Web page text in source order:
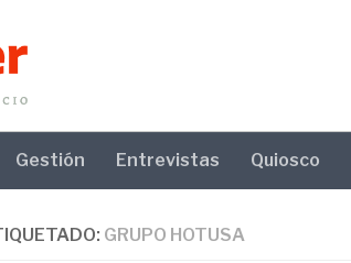
Gestión Entrevistas Quiosco
GRUPO HOTUSA